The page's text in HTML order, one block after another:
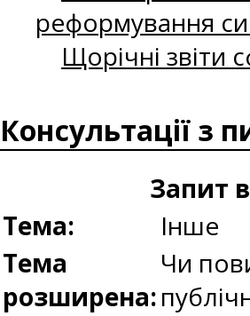
реформування
Щорічні звіти
Консультації з
Запит
Тема:
Інше
Тема
розширена:
Чи